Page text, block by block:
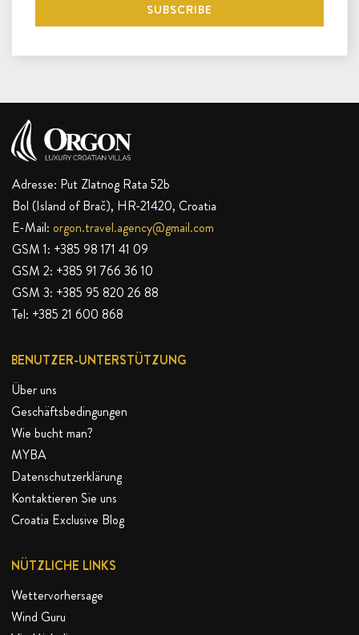
SUBSCRIBE
Adresse: Put Zlatnog Rata 52b
Bol (Island of Brač), HR-21420, Croatia
E-Mail: orgon.travel.agency@gmail.com
GSM 1: +385 98 171 41 09
GSM 2: +385 91 766 36 10
GSM 3: +385 95 820 26 88
Tel: +385 21 600 868
BENUTZER-UNTERSTÜTZUNG
Über uns
Geschäftsbedingungen
Wie bucht man?
MYBA
Datenschutzerklärung
Kontaktieren Sie uns
Croatia Exclusive Blog
NÜTZLICHE LINKS
Wettervorhersage
Wind Guru